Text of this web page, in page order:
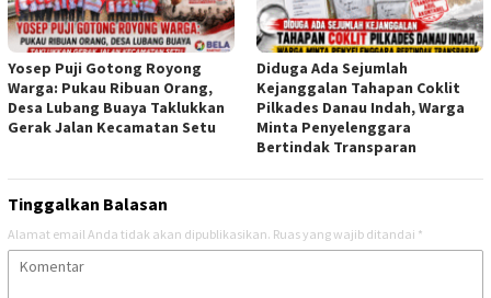
Yosep Puji Gotong Royong
Warga: Pukau Ribuan Orang,
Desa Lubang Buaya Taklukkan
Gerak Jalan Kecamatan Setu
Diduga Ada Sejumlah
Kejanggalan Tahapan Coklit
Pilkades Danau Indah, Warga
Minta Penyelenggara
Bertindak Transparan
Tinggalkan Balasan
Alamat email Anda tidak akan dipublikasikan. Ruas yang wajib ditandai *